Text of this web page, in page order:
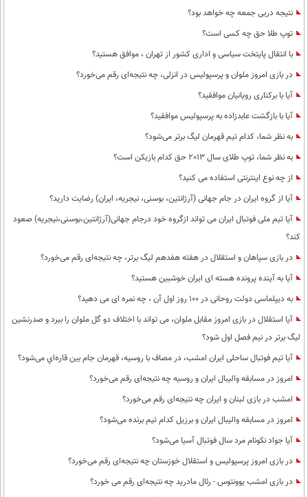
نتیجه دربی جمعه چه خواهد بود؟
توپ طلا حق چه کسی است؟
با انتقال پایتخت سیاسی و اداری کشور از تهران ، موافق هستید؟
در بازی امروز ملوان و پرسپولیس در انزلی، چه نتیجه‌ای رقم می‌خورد؟
آیا با برکناری رویانیان موافقید؟
آیا با بازگشت عابدزاده به پرسپولیس موافقید؟
به نظر شما، کدام تیم قهرمان لیگ برتر می‌شود؟
به نظر شما، توپ طلای سال 2013 حق کدام بازیکن است؟
از چه نوع اینترنتی استفاده می کنید؟
آیا از گروه ایران در جام جهانی (آرژانتین، بوسنی، نیجریه، ایران) رضایت دارید؟
آیا تیم ملی فوتبال ایران می تواند ازگروه خود درجام جهانی(آرژانتین،بوسنی،نیجریه) صعود
کند؟
در بازی سپاهان و استقلال در هفته هفدهم لیگ برتر، چه نتیجه‌ای رقم می‌خورد؟
آیا به آینده پرونده هسته ای ایران خوشبین هستید؟
به دیپلماسی دولت روحانی در 100 روز اول آن ، چه نمره ای می دهید؟
آیا استقلال در بازی امروز مقابل ملوان، می تواند با اختلاف دو گل ملوان را ببرد و صدرنشین
لیگ برتر در نیم فصل اول شود؟
آیا تیم فوتبال ساحلی ایران امشب، در مصاف با روسیه، قهرمان جام بین قاره‌اي می‌شود؟
امروز در مسابقه والیبال ایران و روسیه چه نتیجه‌ای رقم می‌خورد؟
امشب در بازی لبنان و ایران چه نتیجه‌ای رقم می‌خورد؟
امروز در مسابقه والیبال ایران و برزیل کدام تیم برنده می‌شود؟
آیا جواد نکونام مرد سال فوتبال آسیا می‌شود؟
در بازی امروز پرسپولیس و استقلال خوزستان چه نتیجه‌ای رقم می‌خورد؟
در بازی امشب یوونتوس - رئال مادرید چه نتیجه‌ای رقم می خورد؟